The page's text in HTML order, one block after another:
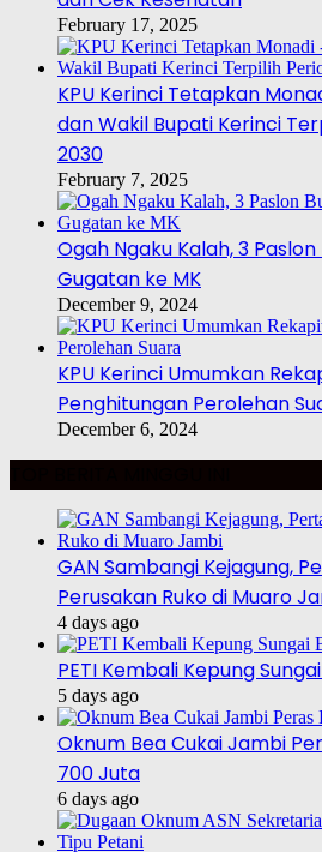
February 17, 2025
KPU Kerinci Tetapkan
dan Wakil Bupati Kerinci
2030
February 7, 2025
Ogah Ngaku Kalah, 3
Gugatan ke MK
December 9, 2024
KPU Kerinci Umumkan
Penghitungan Perolehan
December 6, 2024
GAN Sambangi Kejagung,
Perusakan Ruko di Muaro
4 days ago
PETI Kembali Kepung
5 days ago
Oknum Bea Cukai Jambi
700 Juta
6 days ago